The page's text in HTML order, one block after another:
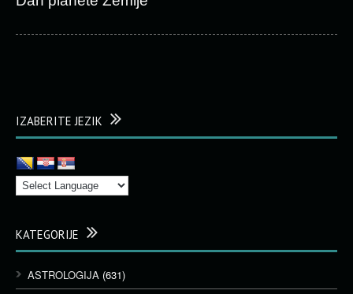
IZABERITE JEZIK
KATEGORIJE
ASTROLOGIJA (631)